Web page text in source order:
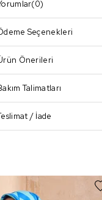
(0)
Seçenekleri
Önerileri
Talimatları
/ İade